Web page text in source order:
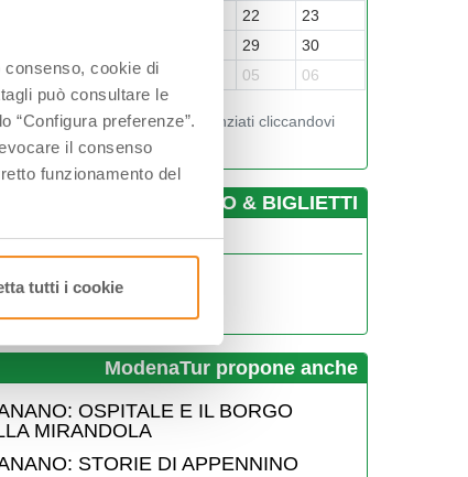
consenso, cookie di
può consultare le
“Configura preferenze”.
il consenso
funzionamento del
tutti i cookie
22
23
29
30
01 02 03 05 06
gli orari nei giorni evidenziati cliccandovi
sopra
­INFO & BIGLIETTI
Turistico di Modena
ModenaTur propone anche
OSPITALE E IL BORGO
MIRANDOLA
STORIE DI APPENNINO